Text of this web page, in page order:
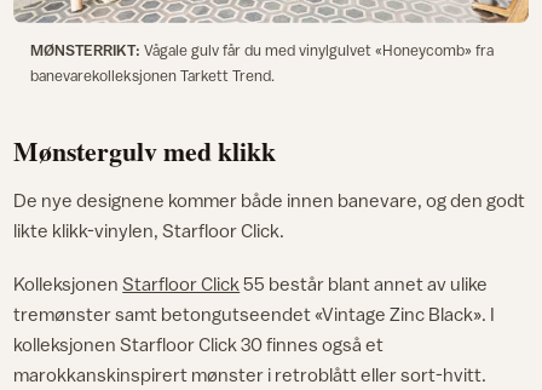
MØNSTERRIKT: Vågale gulv får du med vinylgulvet «Honeycomb» fra
banevarekolleksjonen Tarkett Trend.
Mønstergulv med klikk
De nye designene kommer både innen banevare, og den godt
likte klikk-vinylen, Starfloor Click.
KolleksjonenStarfloor Click 55 består blant annet av ulike
tremønster samt betongutseendet «Vintage Zinc Black». I
kolleksjonen Starfloor Click 30 finnes også et
marokkanskinspirert mønster i retroblått eller sort-hvitt.